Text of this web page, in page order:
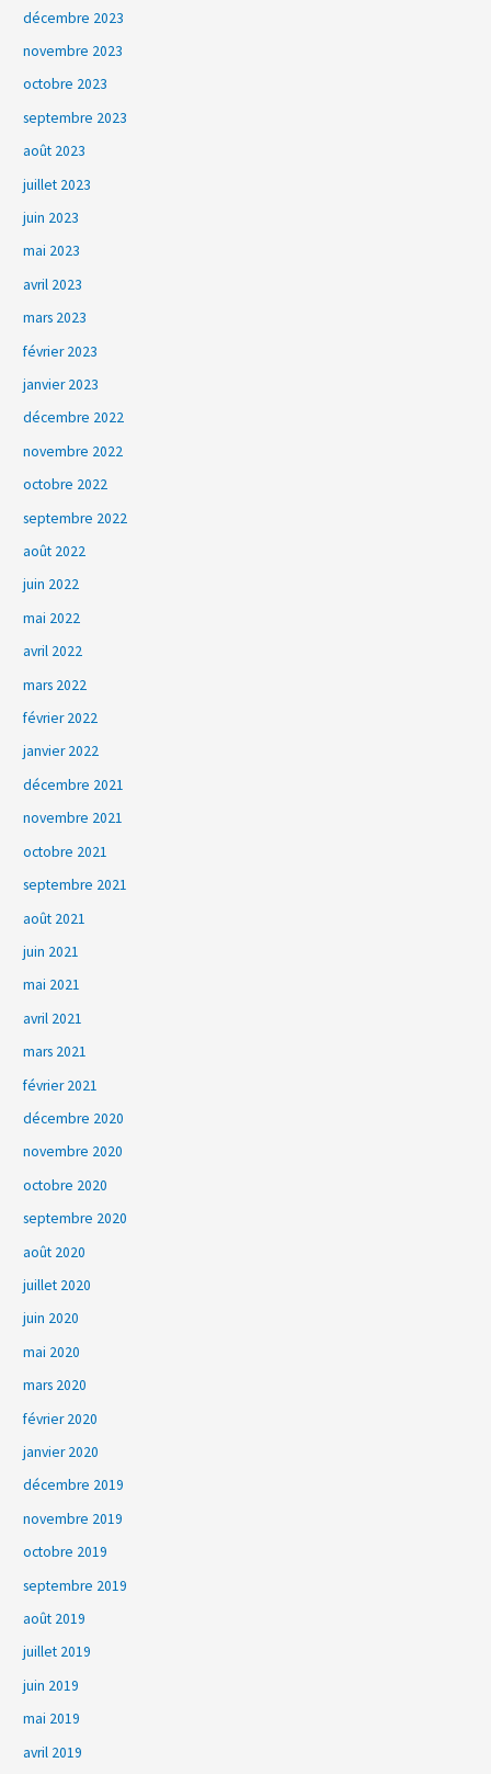
décembre 2023
novembre 2023
octobre 2023
septembre 2023
août 2023
juillet 2023
juin 2023
mai 2023
avril 2023
mars 2023
février 2023
janvier 2023
décembre 2022
novembre 2022
octobre 2022
septembre 2022
août 2022
juin 2022
mai 2022
avril 2022
mars 2022
février 2022
janvier 2022
décembre 2021
novembre 2021
octobre 2021
septembre 2021
août 2021
juin 2021
mai 2021
avril 2021
mars 2021
février 2021
décembre 2020
novembre 2020
octobre 2020
septembre 2020
août 2020
juillet 2020
juin 2020
mai 2020
mars 2020
février 2020
janvier 2020
décembre 2019
novembre 2019
octobre 2019
septembre 2019
août 2019
juillet 2019
juin 2019
mai 2019
avril 2019